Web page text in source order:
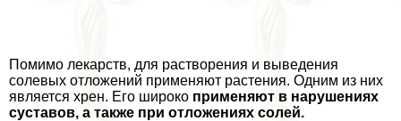
Помимо лекарств, для растворения и выведения
солевых отложений применяют растения. Одним из них
является хрен. Его широко применяют в нарушениях
суставов, а также при отложениях солей.